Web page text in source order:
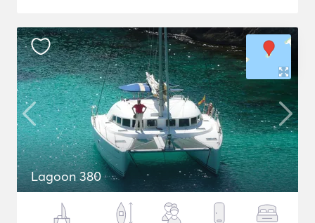
Lagoon 380